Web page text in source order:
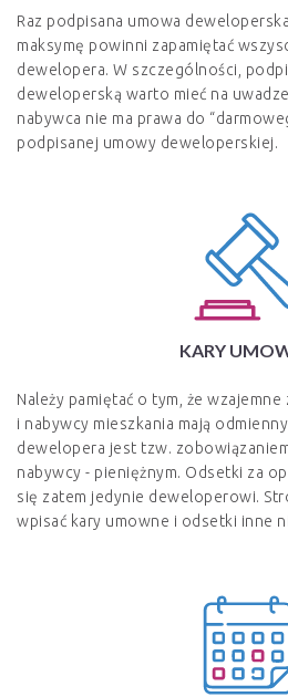
Raz podpisana umowa
maksymę powinni zapamiętać
dewelopera. W szczególności,
deweloperską warto mieć na
nabywca nie ma prawa do
podpisanej umowy deweloperskiej.
KARY
Należy pamiętać o tym, że
i nabywcy mieszkania mają
dewelopera jest tzw.
nabywcy - pieniężnym. Odsetki za
się zatem jedynie deweloperowi.
wpisać kary umowne i odsetki inne